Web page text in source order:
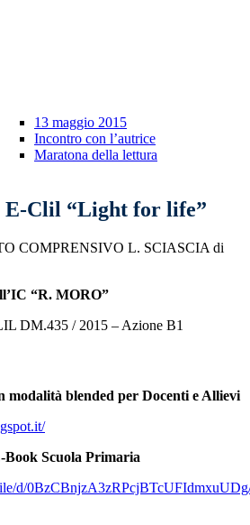
13 maggio 2015
Incontro con l’autrice
Maratona della lettura
E-Clil “Light for life”
COMPRENSIVO L. SCIASCIA di
“R. MORO”
DM.435 / 2015 – Azione B1
modalità blended per Docenti e Allievi
Book Scuola Primaria
d/